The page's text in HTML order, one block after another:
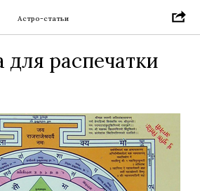
Астро-статьи
распечатки